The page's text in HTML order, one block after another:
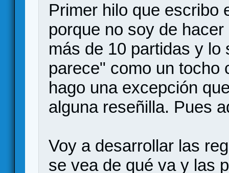
Primer hilo que escribo
porque no soy de
más de 10 partidas y lo
parece" como un tocho
hago una excepción
alguna reseñilla. Pues
Voy a desarrollar las
se vea de qué va y las